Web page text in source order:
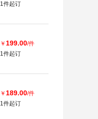
1件起订
￥ 199.00/件
1件起订
￥ 189.00/件
1件起订